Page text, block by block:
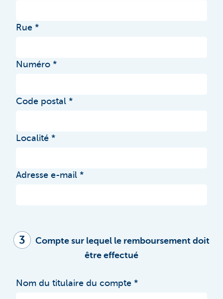
Rue
Numéro
Code postal
Localité
Adresse e-mail
3
Compte sur lequel le remboursement doit
être effectué
Nom du titulaire du compte